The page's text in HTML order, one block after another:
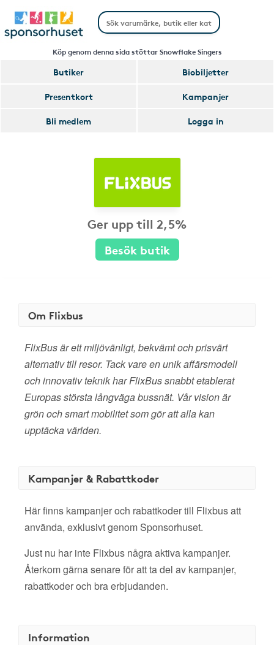
Köp genom denna sida stöttar Snowflake Singers
Butiker
Biobiljetter
Presentkort
Kampanjer
Bli medlem
Logga in
Ger upp till 2,5%
Besök butik
Om Flixbus
FlixBus är ett miljövänligt, bekvämt och prisvärt
alternativ till resor. Tack vare en unik affärsmodell
och innovativ teknik har FlixBus snabbt etablerat
Europas största långväga bussnät. Vår vision är
grön och smart mobilitet som gör att alla kan
upptäcka världen.
Kampanjer & Rabattkoder
Här finns kampanjer och rabattkoder till Flixbus att
använda, exklusivt genom Sponsorhuset.
Just nu har inte Flixbus några aktiva kampanjer.
Återkom gärna senare för att ta del av kampanjer,
rabattkoder och bra erbjudanden.
Information